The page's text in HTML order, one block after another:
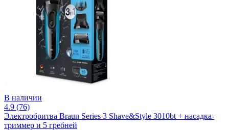
В наличии
4.9 (76)
Электробритва Braun Series 3 Shave&Style 3010bt + насадка-
триммер и 5 гребней